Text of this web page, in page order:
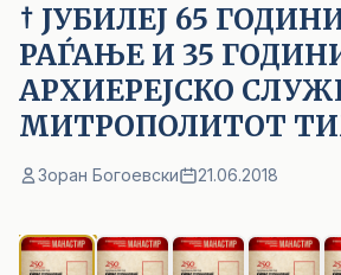
† ЈУБИЛЕЈ 65
РАЃАЊЕ И 35
АРХИЕРЕЈСКО
МИТРОПОЛИТОТ
Зоран Богоевски 21.06.2018